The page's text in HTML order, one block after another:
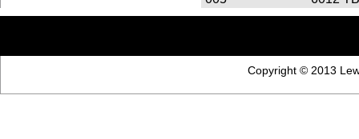
Copyright © 2013